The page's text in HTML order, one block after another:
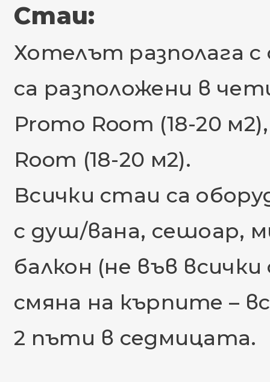
Стаи:
Хотелът разполага
са разположени в
Promo Room (18-20
Room (18-20 м2).
Всички стаи са
с душ/вана, сешоар,
балкон (не във
смяна на кърпите –
2 пъти в седмицата.